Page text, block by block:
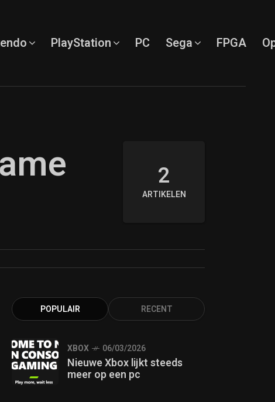
PlayStation PC Sega FPGA
2
ARTIKELEN
POPULAIR RECENT
XBOX 06/03/2026
Nieuwe Xbox lijkt steeds
meer op een pc